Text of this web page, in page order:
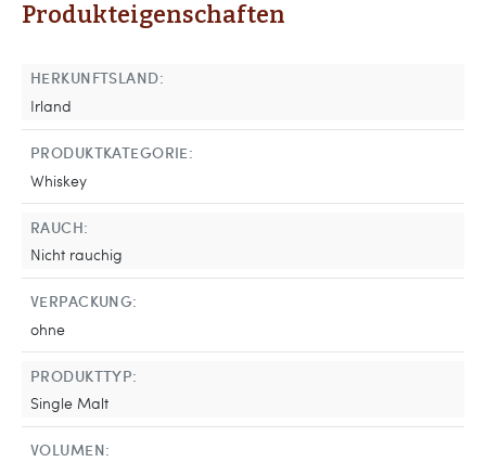
Produkteigenschaften
HERKUNFTSLAND:
Irland
PRODUKTKATEGORIE:
Whiskey
RAUCH:
Nicht rauchig
VERPACKUNG:
ohne
PRODUKTTYP:
Single Malt
VOLUMEN: